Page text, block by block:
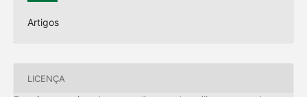
Artigos
LICENÇA